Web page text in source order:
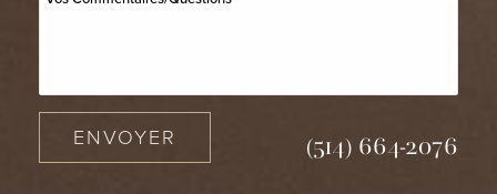
ENVOYER (514) 664-2076